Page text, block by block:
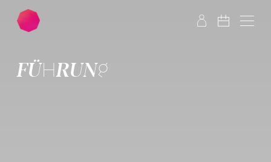
Zum Hauptinhalt springen Zum Footer springen
FÜHRUNG